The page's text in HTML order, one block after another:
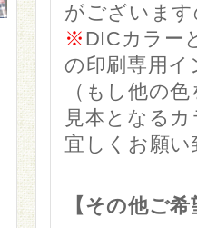
がございま
※ DICカラー
の印刷専用
（もし他の
見本となる
宜しくお願
【その他ご